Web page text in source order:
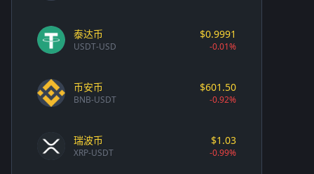
泰达币
USDT-USD
$0.9991
-0.01%
币安币
BNB-USDT
$601.50
-0.92%
瑞波币
XRP-USDT
$1.03
-0.99%